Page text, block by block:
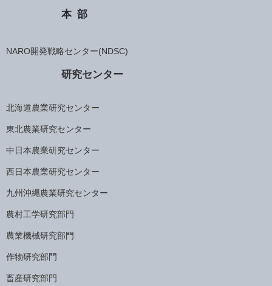
本部
NARO開発戦略センター(NDSC)
研究センター
北海道農業研究センター
東北農業研究センター
中日本農業研究センター
西日本農業研究センター
九州沖縄農業研究センター
農村工学研究部門
農業機械研究部門
作物研究部門
畜産研究部門